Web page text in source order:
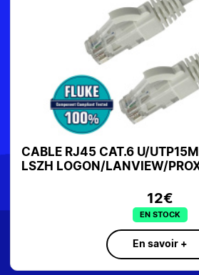
CABLE RJ45 CAT.6 U/
LSZH LOGON/LANVIEW/
12€
EN STOCK
En savoir +